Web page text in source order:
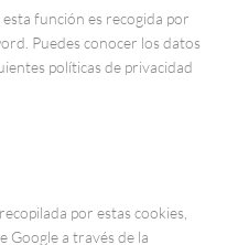
función es recogida por
Puedes conocer los datos
políticas de privacidad
por estas cookies,
Google a través de la